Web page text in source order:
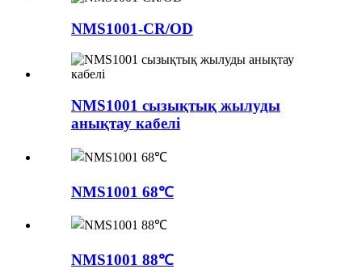
NMS1001-CR/OD
NMS1001 сызықтық жылуды
анықтау кабелі
NMS1001 68℃
NMS1001 88℃